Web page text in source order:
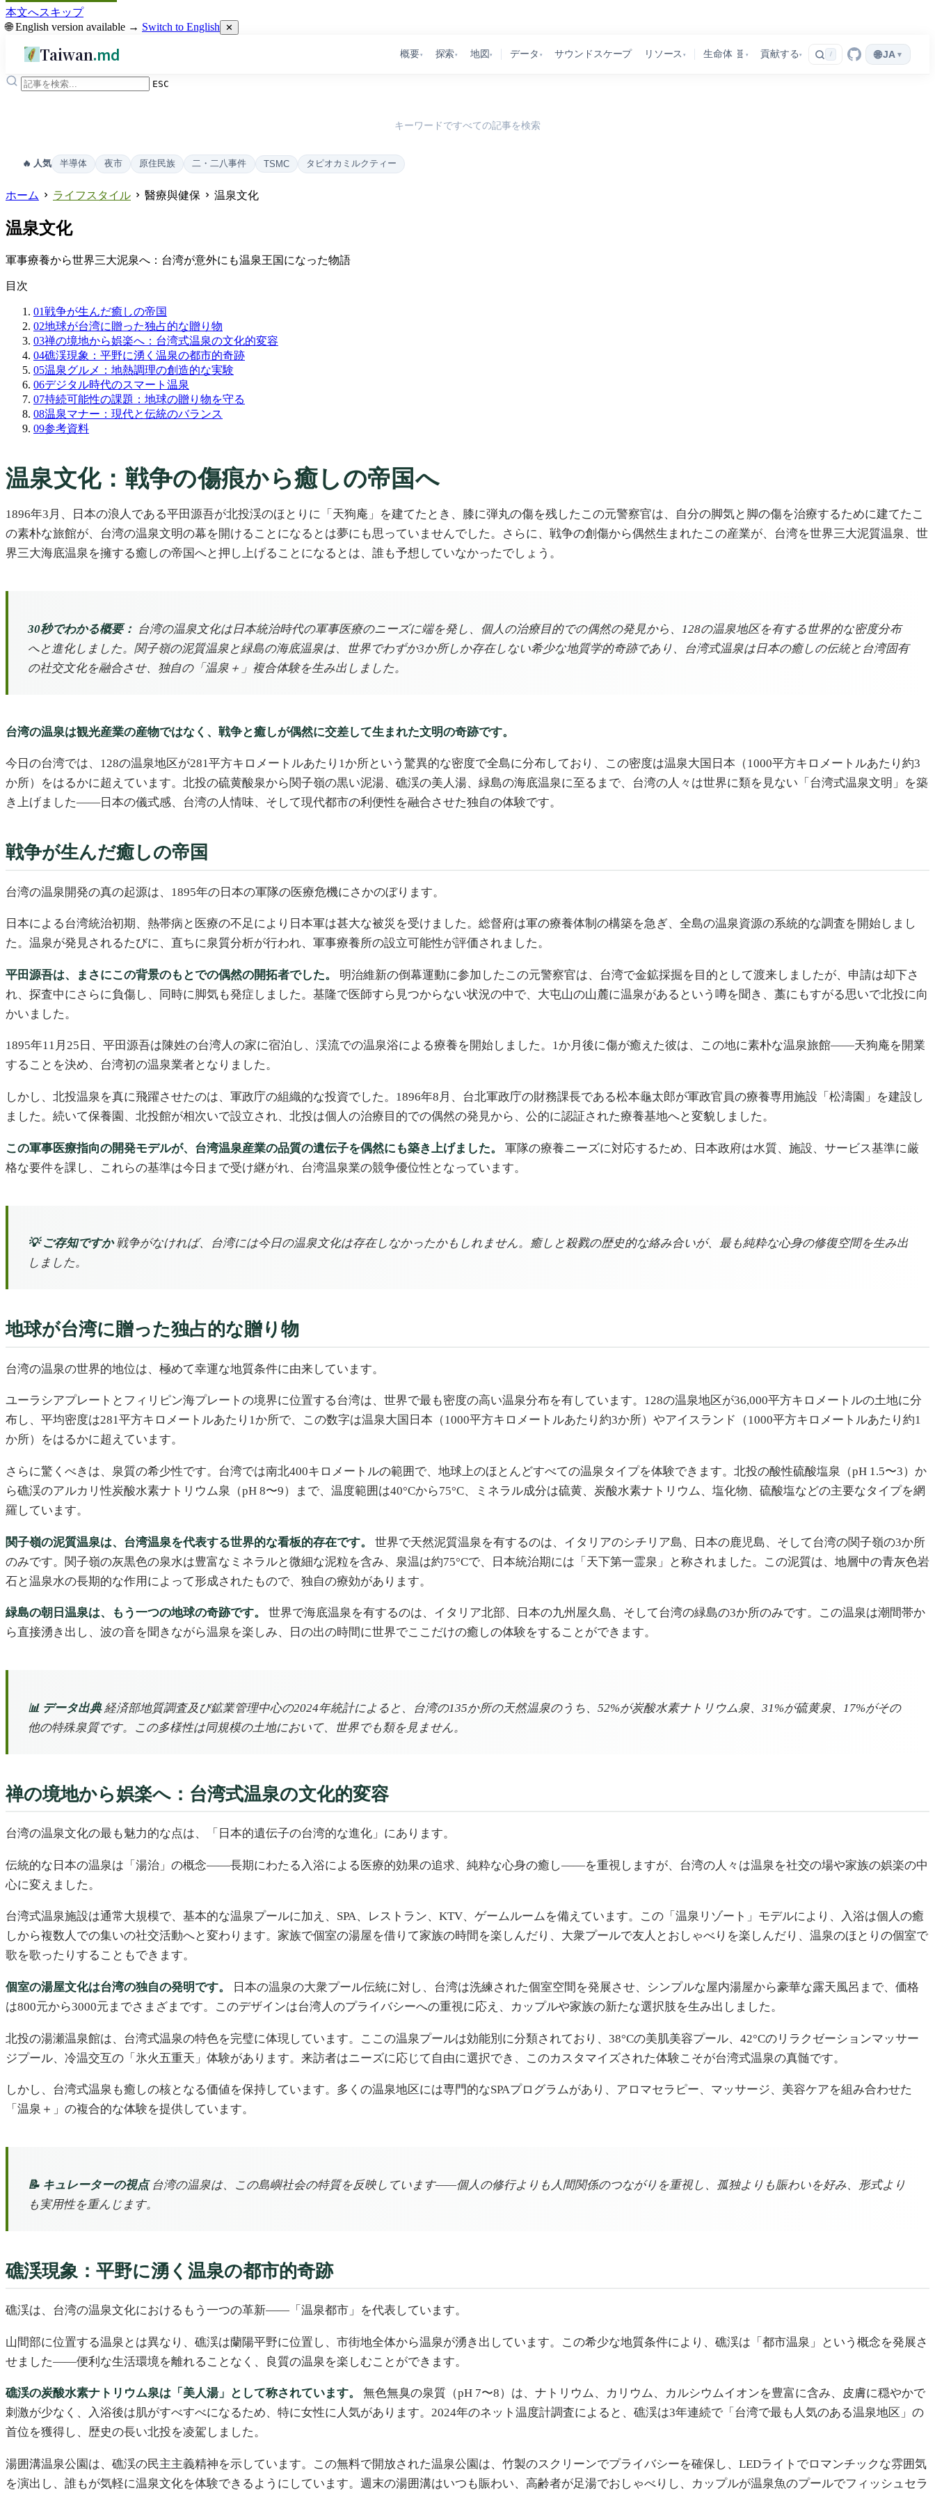
本文へスキップ
🌐 English version available → Switch to English ✕
Taiwan.md 概要▾ 探索▾ 地図 ▾ データ ▾ サウンドスケープ リソース ▾ 生命体 🧬 ▾ 貢献する ▾ / 🌐 JA ▾
ESC
キーワードですべての記事を検索
🔥 人気 半導体 夜市 原住民族 二・二八事件 TSMC タピオカミルクティー
ホーム ライフスタイル 醫療與健保 温泉文化
温泉文化
軍事療養から世界三大泥泉へ：台湾が意外にも温泉王国になった物語
目次
01戦争が生んだ癒しの帝国
02地球が台湾に贈った独占的な贈り物
03禅の境地から娯楽へ：台湾式温泉の文化的変容
04礁渓現象：平野に湧く温泉の都市的奇跡
05温泉グルメ：地熱調理の創造的な実験
06デジタル時代のスマート温泉
07持続可能性の課題：地球の贈り物を守る
08温泉マナー：現代と伝統のバランス
09参考資料
温泉文化：戦争の傷痕から癒しの帝国へ
1896年3月、日本の浪人である平田源吾が北投渓のほとりに「天狗庵」を建てたとき、膝に弾丸の傷を残したこの元警察官は、自分の脚気と脚の傷を治療するために建てたこ
の素朴な旅館が、台湾の温泉文明の幕を開けることになるとは夢にも思っていませんでした。さらに、戦争の創傷から偶然生まれたこの産業が、台湾を世界三大泥質温泉、世
界三大海底温泉を擁する癒しの帝国へと押し上げることになるとは、誰も予想していなかったでしょう。
30秒でわかる概要：
台湾の温泉文化は日本統治時代の軍事医療のニーズに端を発し、個人の治療目的での偶然の発見から、128の温泉地区を有する世界的な密度分布
へと進化しました。関子嶺の泥質温泉と緑島の海底温泉は、世界でわずか3か所しか存在しない希少な地質学的奇跡であり、台湾式温泉は日本の癒しの伝統と台湾固有
の社交文化を融合させ、独自の「温泉＋」複合体験を生み出しました。
台湾の温泉は観光産業の産物ではなく、戦争と癒しが偶然に交差して生まれた文明の奇跡です。
今日の台湾では、128の温泉地区が281平方キロメートルあたり1か所という驚異的な密度で全島に分布しており、この密度は温泉大国日本（1000平方キロメートルあたり約3
か所）をはるかに超えています。北投の硫黄酸泉から関子嶺の黒い泥湯、礁渓の美人湯、緑島の海底温泉に至るまで、台湾の人々は世界に類を見ない「台湾式温泉文明」を築
き上げました——日本の儀式感、台湾の人情味、そして現代都市の利便性を融合させた独自の体験です。
戦争が生んだ癒しの帝国
台湾の温泉開発の真の起源は、1895年の日本の軍隊の医療危機にさかのぼります。
日本による台湾統治初期、熱帯病と医療の不足により日本軍は甚大な被災を受けました。総督府は軍の療養体制の構築を急ぎ、全島の温泉資源の系統的な調査を開始しまし
た。温泉が発見されるたびに、直ちに泉質分析が行われ、軍事療養所の設立可能性が評価されました。
平田源吾は、まさにこの背景のもとでの偶然の開拓者でした。
明治維新の倒幕運動に参加したこの元警察官は、台湾で金鉱採掘を目的として渡来しましたが、申請は却下さ
れ、探査中にさらに負傷し、同時に脚気も発症しました。基隆で医師すら見つからない状況の中で、大屯山の山麓に温泉があるという噂を聞き、藁にもすがる思いで北投に向
かいました。
1895年11月25日、平田源吾は陳姓の台湾人の家に宿泊し、渓流での温泉浴による療養を開始しました。1か月後に傷が癒えた彼は、この地に素朴な温泉旅館——天狗庵を開業
することを決め、台湾初の温泉業者となりました。
しかし、北投温泉を真に飛躍させたのは、軍政庁の組織的な投資でした。1896年8月、台北軍政庁の財務課長である松本龜太郎が軍政官員の療養専用施設「松濤園」を建設し
ました。続いて保養園、北投館が相次いで設立され、北投は個人の治療目的での偶然の発見から、公的に認証された療養基地へと変貌しました。
この軍事医療指向の開発モデルが、台湾温泉産業の品質の遺伝子を偶然にも築き上げました。
軍隊の療養ニーズに対応するため、日本政府は水質、施設、サービス基準に厳
格な要件を課し、これらの基準は今日まで受け継がれ、台湾温泉業の競争優位性となっています。
💡 ご存知ですか戦争がなければ、台湾には今日の温泉文化は存在しなかったかもしれません。癒しと殺戮の歴史的な絡み合いが、最も純粋な心身の修復空間を生み出
しました。
地球が台湾に贈った独占的な贈り物
台湾の温泉の世界的地位は、極めて幸運な地質条件に由来しています。
ユーラシアプレートとフィリピン海プレートの境界に位置する台湾は、世界で最も密度の高い温泉分布を有しています。128の温泉地区が36,000平方キロメートルの土地に分
布し、平均密度は281平方キロメートルあたり1か所で、この数字は温泉大国日本（1000平方キロメートルあたり約3か所）やアイスランド（1000平方キロメートルあたり約1
か所）をはるかに超えています。
さらに驚くべきは、泉質の希少性です。台湾では南北400キロメートルの範囲で、地球上のほとんどすべての温泉タイプを体験できます。北投の酸性硫酸塩泉（pH 1.5〜3）か
ら礁渓のアルカリ性炭酸水素ナトリウム泉（pH 8〜9）まで、温度範囲は40°Cから75°C、ミネラル成分は硫黄、炭酸水素ナトリウム、塩化物、硫酸塩などの主要なタイプを網
羅しています。
関子嶺の泥質温泉は、台湾温泉を代表する世界的な看板的存在です。
世界で天然泥質温泉を有するのは、イタリアのシチリア島、日本の鹿児島、そして台湾の関子嶺の3か所
のみです。関子嶺の灰黒色の泉水は豊富なミネラルと微細な泥粒を含み、泉温は約75°Cで、日本統治期には「天下第一霊泉」と称されました。この泥質は、地層中の青灰色岩
石と温泉水の長期的な作用によって形成されたもので、独自の療効があります。
緑島の朝日温泉は、もう一つの地球の奇跡です。
世界で海底温泉を有するのは、イタリア北部、日本の九州屋久島、そして台湾の緑島の3か所のみです。この温泉は潮間帯か
ら直接湧き出し、波の音を聞きながら温泉を楽しみ、日の出の時間に世界でここだけの癒しの体験をすることができます。
📊 データ出典経済部地質調査及び鉱業管理中心の2024年統計によると、台湾の135か所の天然温泉のうち、52%が炭酸水素ナトリウム泉、31%が硫黄泉、17%がその
他の特殊泉質です。この多様性は同規模の土地において、世界でも類を見ません。
禅の境地から娯楽へ：台湾式温泉の文化的変容
台湾の温泉文化の最も魅力的な点は、「日本的遺伝子の台湾的な進化」にあります。
伝統的な日本の温泉は「湯治」の概念——長期にわたる入浴による医療的効果の追求、純粋な心身の癒し——を重視しますが、台湾の人々は温泉を社交の場や家族の娯楽の中
心に変えました。
台湾式温泉施設は通常大規模で、基本的な温泉プールに加え、SPA、レストラン、KTV、ゲームルームを備えています。この「温泉リゾート」モデルにより、入浴は個人の癒
しから複数人での集いの社交活動へと変わります。家族で個室の湯屋を借りて家族の時間を楽しんだり、大衆プールで友人とおしゃべりを楽しんだり、温泉のほとりの個室で
歌を歌ったりすることもできます。
個室の湯屋文化は台湾の独自の発明です。
日本の温泉の大衆プール伝統に対し、台湾は洗練された個室空間を発展させ、シンプルな屋内湯屋から豪華な露天風呂まで、価格
は800元から3000元までさまざまです。このデザインは台湾人のプライバシーへの重視に応え、カップルや家族の新たな選択肢を生み出しました。
北投の湯瀬温泉館は、台湾式温泉の特色を完璧に体現しています。ここの温泉プールは効能別に分類されており、38°Cの美肌美容プール、42°Cのリラクゼーションマッサー
ジプール、冷温交互の「氷火五重天」体験があります。来訪者はニーズに応じて自由に選択でき、このカスタマイズされた体験こそが台湾式温泉の真髄です。
しかし、台湾式温泉も癒しの核となる価値を保持しています。多くの温泉地区には専門的なSPAプログラムがあり、アロマセラピー、マッサージ、美容ケアを組み合わせた
「温泉＋」の複合的な体験を提供しています。
📝 キュレーターの視点台湾の温泉は、この島嶼社会の特質を反映しています——個人の修行よりも人間関係のつながりを重視し、孤独よりも賑わいを好み、形式より
も実用性を重んじます。
礁渓現象：平野に湧く温泉の都市的奇跡
礁渓は、台湾の温泉文化におけるもう一つの革新——「温泉都市」を代表しています。
山間部に位置する温泉とは異なり、礁渓は蘭陽平野に位置し、市街地全体から温泉が湧き出しています。この希少な地質条件により、礁渓は「都市温泉」という概念を発展さ
せました——便利な生活環境を離れることなく、良質の温泉を楽しむことができます。
礁渓の炭酸水素ナトリウム泉は「美人湯」として称されています。
無色無臭の泉質（pH 7〜8）は、ナトリウム、カリウム、カルシウムイオンを豊富に含み、皮膚に穏やかで
刺激が少なく、入浴後は肌がすべすべになるため、特に女性に人気があります。2024年のネット温度計調査によると、礁渓は3年連続で「台湾で最も人気のある温泉地区」の
首位を獲得し、歴史の長い北投を凌駕しました。
湯囲溝温泉公園は、礁渓の民主主義精神を示しています。この無料で開放された温泉公園は、竹製のスクリーンでプライバシーを確保し、LEDライトでロマンチックな雰囲気
を演出し、誰もが気軽に温泉文化を体験できるようにしています。週末の湯囲溝はいつも賑わい、高齢者が足湯でおしゃべりし、カップルが温泉魚のプールでフィッシュセラ